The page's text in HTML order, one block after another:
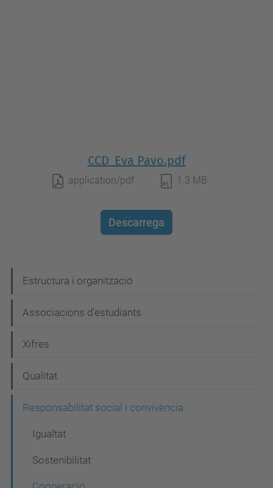
CCD_Eva Pavo.pdf
application/pdf 1.3 MB
Descarrega
a
v
g
a
Estructura i organització
Associacions d'estudiants
Xifres
Qualitat
Responsabilitat social i convivència
Igualtat
Sostenibilitat